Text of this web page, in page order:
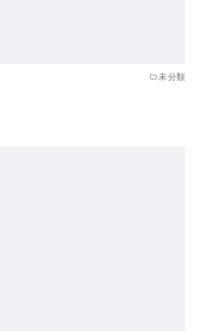
未分類